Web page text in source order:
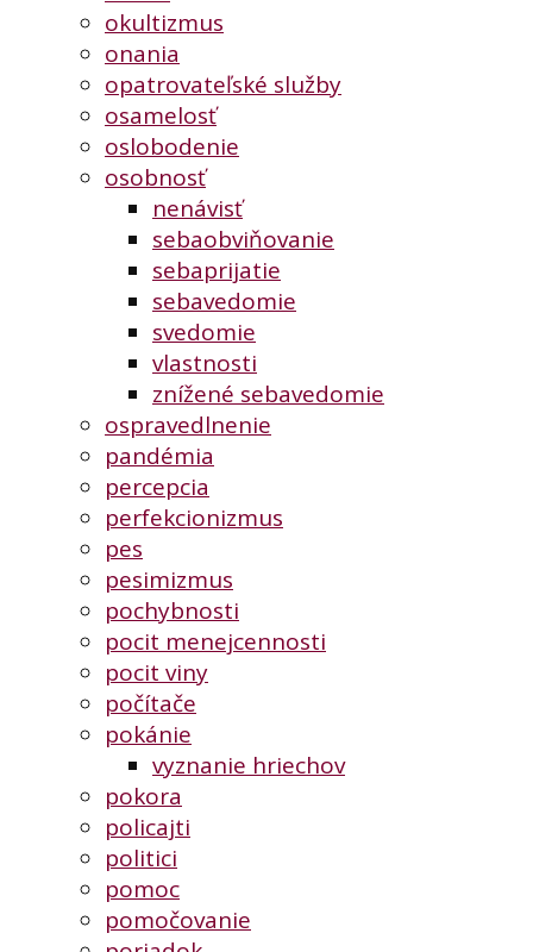
okultizmus
onania
opatrovateľské služby
osamelosť
oslobodenie
osobnosť
nenávisť
sebaobviňovanie
sebaprijatie
sebavedomie
svedomie
vlastnosti
znížené sebavedomie
ospravedlnenie
pandémia
percepcia
perfekcionizmus
pes
pesimizmus
pochybnosti
pocit menejcennosti
pocit viny
počítače
pokánie
vyznanie hriechov
pokora
policajti
politici
pomoc
pomočovanie